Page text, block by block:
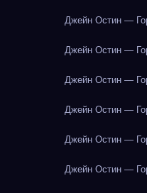
Джейн Остин —
Джейн Остин —
Джейн Остин —
Джейн Остин —
Джейн Остин —
Джейн Остин —